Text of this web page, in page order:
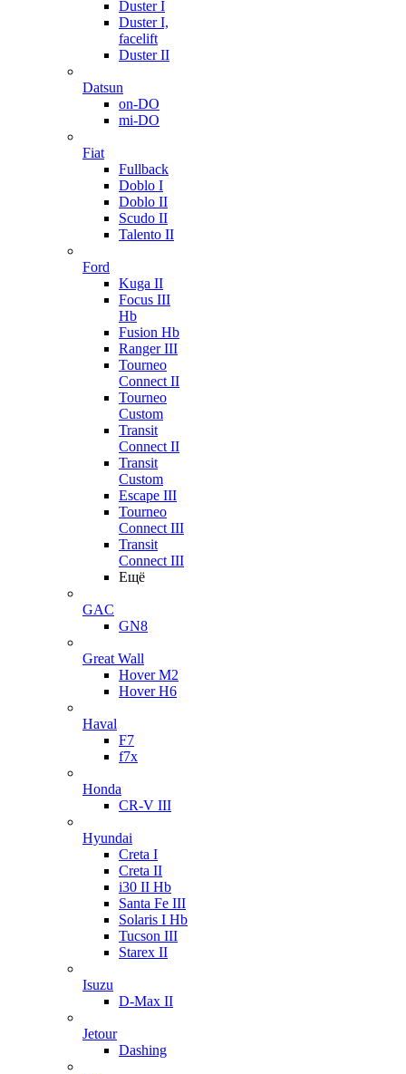
Duster I
Duster I,
facelift
Duster II
Datsun
on-DO
mi-DO
Fiat
Fullback
Doblo I
Doblo II
Scudo II
Talento II
Ford
Kuga II
Focus III
Hb
Fusion Hb
Ranger III
Tourneo
Connect II
Tourneo
Custom
Transit
Connect II
Transit
Custom
Escape III
Tourneo
Connect III
Transit
Connect III
Ещё
GAC
GN8
Great Wall
Hover M2
Hover H6
Haval
F7
f7x
Honda
CR-V III
Hyundai
Creta I
Creta II
i30 II Hb
Santa Fe III
Solaris I Hb
Tucson III
Starex II
Isuzu
D-Max II
Jetour
Dashing